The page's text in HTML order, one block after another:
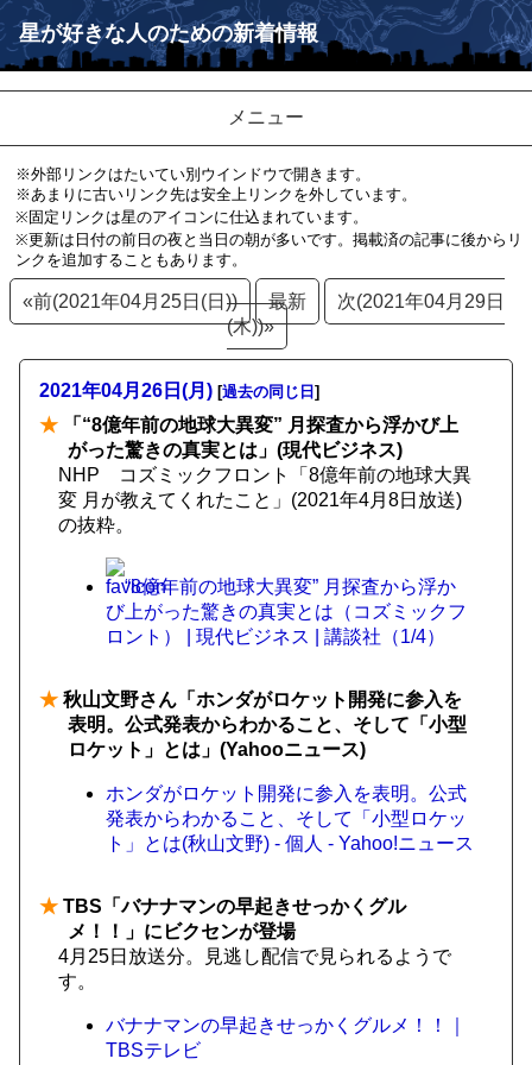
星が好きな人のための新着情報
メニュー
※外部リンクはたいてい別ウインドウで開きます。
※あまりに古いリンク先は安全上リンクを外しています。
※固定リンクは星のアイコンに仕込まれています。
※更新は日付の前日の夜と当日の朝が多いです。掲載済の記事に後からリ
ンクを追加することもあります。
«前(2021年04月25日(日)) 最新
次(2021年04月29日
(木))»
2021年04月26日(月) [過去の同じ日 ]
★ 「“8億年前の地球大異変” 月探査から浮かび上
がった驚きの真実とは」(現代ビジネス)
NHP コズミックフロント「8億年前の地球大異
変 月が教えてくれたこと」(2021年4月8日放送)
の抜粋。
“8億年前の地球大異変” 月探査から浮か
び上がった驚きの真実とは（コズミックフ
ロント） | 現代ビジネス | 講談社（1/4）
★ 秋山文野さん「ホンダがロケット開発に参入を
表明。公式発表からわかること、そして「小型
ロケット」とは」(Yahooニュース)
ホンダがロケット開発に参入を表明。公式
発表からわかること、そして「小型ロケッ
ト」とは(秋山文野) - 個人 - Yahoo!ニュース
★ TBS「バナナマンの早起きせっかくグル
メ！！」にビクセンが登場
4月25日放送分。見逃し配信で見られるようで
す。
バナナマンの早起きせっかくグルメ！！｜
TBSテレビ